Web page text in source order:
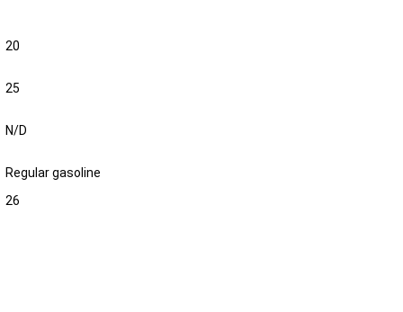
20
25
N/D
Regular gasoline
26